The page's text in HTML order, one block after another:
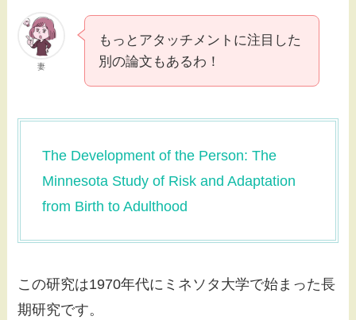
妻
もっとアタッチメントに注目した
別の論文もあるわ！
The Development of the Person: The
Minnesota Study of Risk and Adaptation
from Birth to Adulthood
この研究は1970年代にミネソタ大学で始まった長
期研究です。